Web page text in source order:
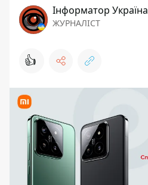
Інформатор Україна
ЖУРНАЛІСТ
👍